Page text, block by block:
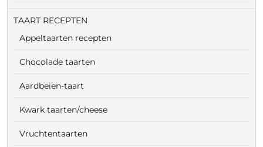
TAART RECEPTEN
Appeltaarten recepten
Chocolade taarten
Aardbeien-taart
Kwark taarten/cheese
Vruchtentaarten